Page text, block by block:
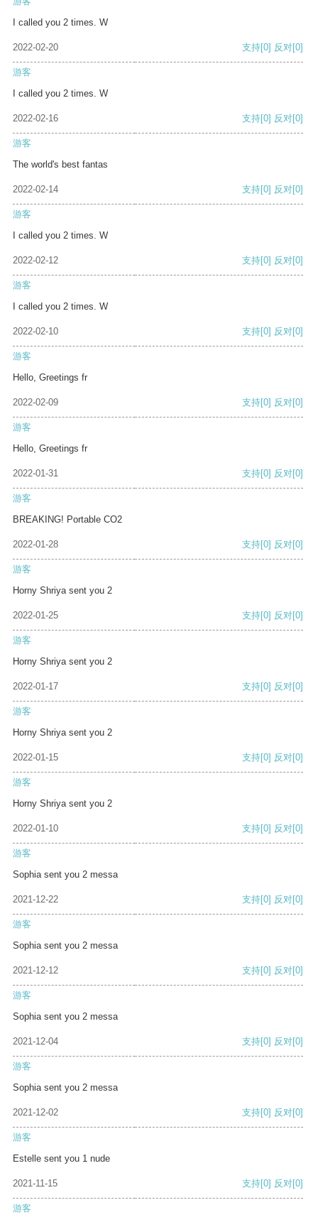
I called you 2 times. W
2022-02-20 支持[0] 反对[0]
游客
I called you 2 times. W
2022-02-16 支持[0] 反对[0]
游客
The world's best fantas
2022-02-14 支持[0] 反对[0]
游客
I called you 2 times. W
2022-02-12 支持[0] 反对[0]
游客
I called you 2 times. W
2022-02-10 支持[0] 反对[0]
游客
Hello, Greetings fr
2022-02-09 支持[0] 反对[0]
游客
Hello, Greetings fr
2022-01-31 支持[0] 反对[0]
游客
BREAKING! Portable CO2
2022-01-28 支持[0] 反对[0]
游客
Horny Shriya sent you 2
2022-01-25 支持[0] 反对[0]
游客
Horny Shriya sent you 2
2022-01-17 支持[0] 反对[0]
游客
Horny Shriya sent you 2
2022-01-15 支持[0] 反对[0]
游客
Horny Shriya sent you 2
2022-01-10 支持[0] 反对[0]
游客
Sophia sent you 2 messa
2021-12-22 支持[0] 反对[0]
游客
Sophia sent you 2 messa
2021-12-12 支持[0] 反对[0]
游客
Sophia sent you 2 messa
2021-12-04 支持[0] 反对[0]
游客
Sophia sent you 2 messa
2021-12-02 支持[0] 反对[0]
游客
Estelle sent you 1 nude
2021-11-15 支持[0] 反对[0]
游客